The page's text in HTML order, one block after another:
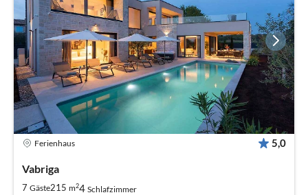
Ferienhaus 5,0
Vabriga
7 Gäste215 m24 Schlafzimmer